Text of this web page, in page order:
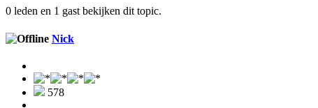
0 leden en 1 gast bekijken dit topic.
Nick
578